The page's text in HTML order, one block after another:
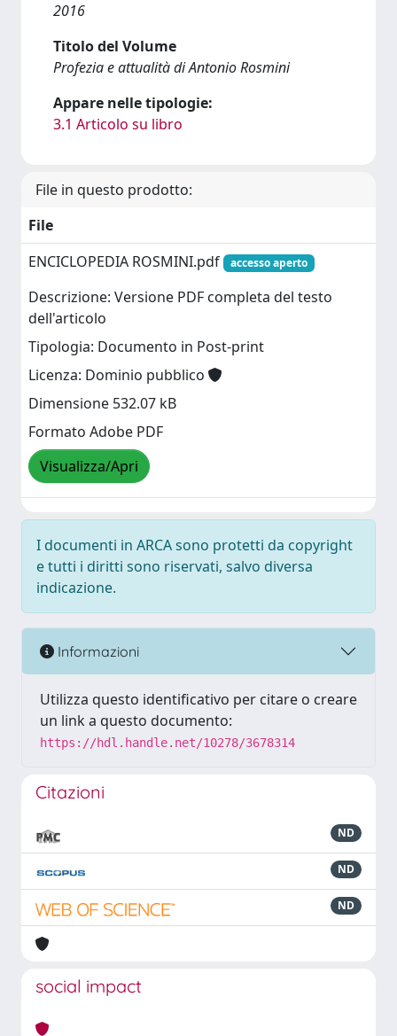
2016
Titolo del Volume
Profezia e attualità di Antonio Rosmini
Appare nelle tipologie:
3.1 Articolo su libro
File in questo prodotto:
File
ENCICLOPEDIA ROSMINI.pdf
accesso aperto
Descrizione: Versione PDF completa del testo
dell'articolo
Tipologia: Documento in Post-print
Licenza: Dominio pubblico
Dimensione 532.07 kB
Formato Adobe PDF
Visualizza/Apri
I documenti in ARCA sono protetti da copyright
e tutti i diritti sono riservati, salvo diversa
indicazione.
Informazioni
Utilizza questo identificativo per citare o creare
un link a questo documento:
https://hdl.handle.net/10278/3678314
Citazioni
ND
ND
ND
social impact